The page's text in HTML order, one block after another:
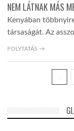
NEM LÁTNAK MÁS
Kenyában
társaságát. Az
FOLYTATÁS →